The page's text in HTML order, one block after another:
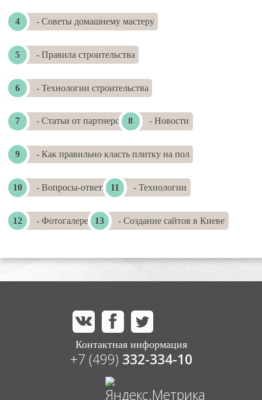
- Советы домашнему мастеру
- Правила строительства
- Технологии строительства
- Статьи от партнеров - Новости
- Как правильно класть плитку на пол
- Вопросы-ответы - Технологии
- Фотогалереи - Создание сайтов в Киеве
Контактная информация
+7 (499) 332-334-10